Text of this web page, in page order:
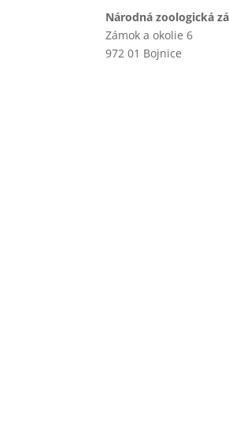
Národná zoologická
Zámok a okolie 6
972 01 Bojnice